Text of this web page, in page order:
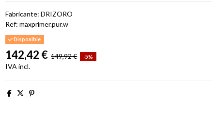
Fabricante: DRIZORO
Ref: maxprimer.pur.w
Disponible
142,42 € 149,92 € -5%
IVA incl.